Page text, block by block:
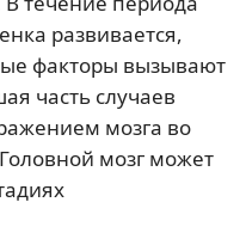
развивается,
факторы вызывают
часть случаев
мозга во
мозг может